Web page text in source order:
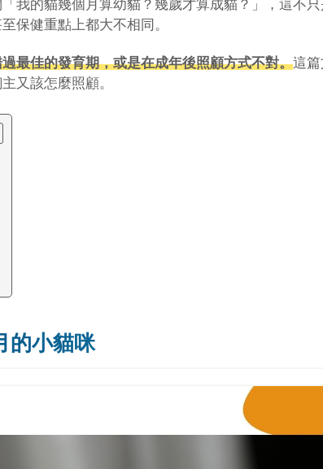
我的貓幾個月算幼貓？幾歲才算成貓？」，這不
保健重點上都大不相同。
最佳的發育期，或是在成年後照顧方式不對。這
又該怎麼照顧。
的小貓咪